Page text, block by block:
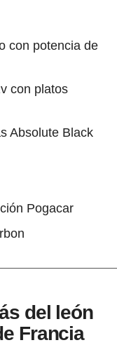
con potencia de
con platos
Absolute Black
Pogacar
del león
Francia